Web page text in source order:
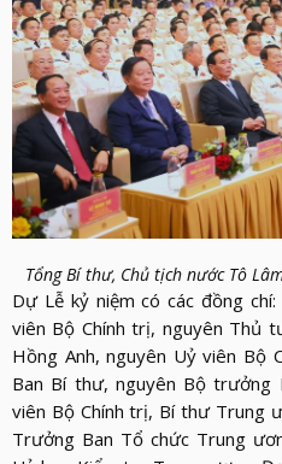
LƯỢNG
VIỆN
ẢNH
THƯ
VIỆN
VIDEO
LIÊN
HỆ
Tổng Bí thư, Chủ tịch nước Tô
Dự Lễ kỷ niệm có các đồng
viên Bộ Chính trị, nguyên Thủ
Hồng Anh, nguyên Uỷ viên Bộ
Ban Bí thư, nguyên Bộ trưởng
viên Bộ Chính trị, Bí thư Trung
Trưởng Ban Tổ chức Trung